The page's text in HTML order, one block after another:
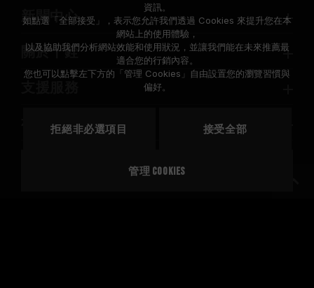
新聞中心
關於十銓
資訊。
如點選「全部接受」，表示您允許我們透過 Cookies 來提升您在本
網站上的使用體驗，
以及協助我們分析網站效能和使用狀況，並讓我們能在未來推薦最
適合您的行銷內容。
您也可以點擊左下方的「管理 Cookies」自由設置您的瀏覽習慣與
偏好。
拒絕非必選項目 接受全部
管理 Cookies